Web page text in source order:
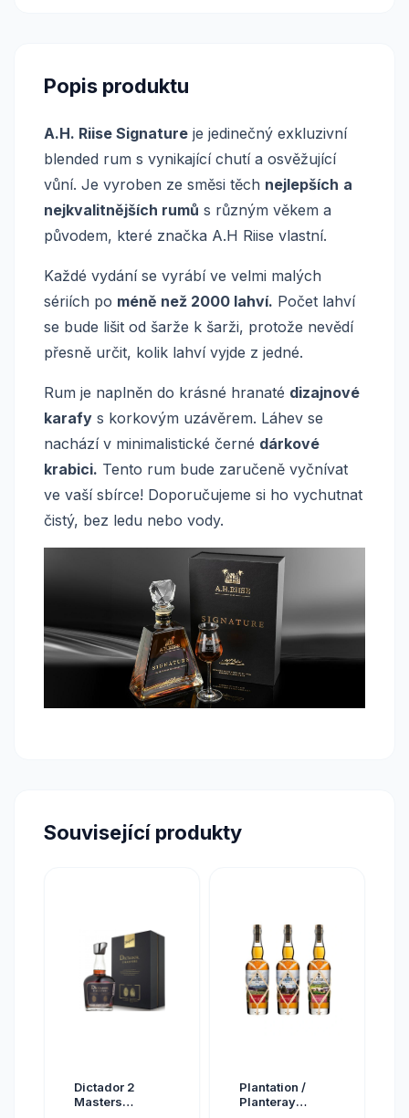
Popis produktu
A.H. Riise Signature je jedinečný exkluzivní
blended rum s vynikající chutí a osvěžující
vůní. Je vyroben ze směsi těch nejlepších a
nejkvalitnějších rumů s různým věkem a
původem, které značka A.H Riise vlastní.
Každé vydání se vyrábí ve velmi malých
sériích po méně než 2000 lahví. Počet lahví
se bude lišit od šarže k šarži, protože nevědí
přesně určit, kolik lahví vyjde z jedné.
Rum je naplněn do krásné hranaté dizajnové
karafy s korkovým uzávěrem. Láhev se
nachází v minimalistické černé dárkové
krabici. Tento rum bude zaručeně vyčnívat
ve vaší sbírce! Doporučujeme si ho vychutnat
čistý, bez ledu nebo vody.
Související produkty
Dictador 2
Masters
Plantation /
Planteray